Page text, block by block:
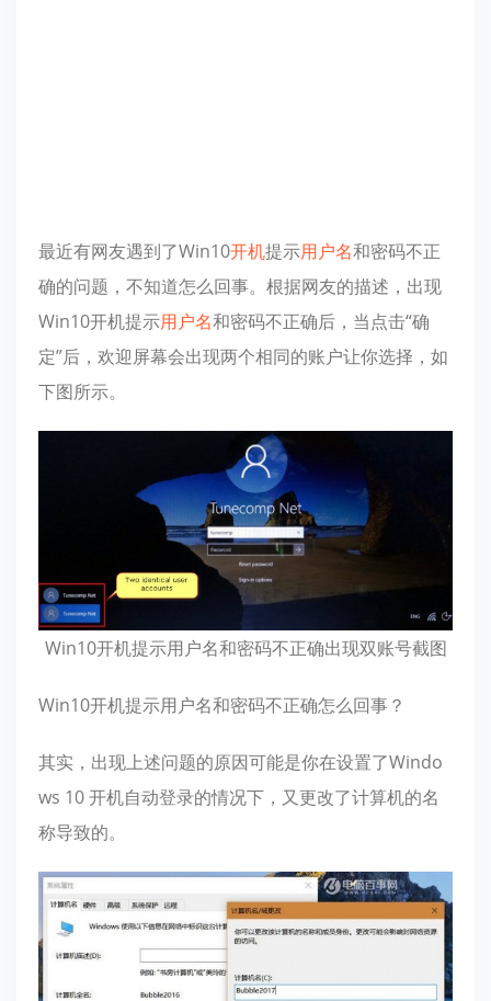
最近有网友遇到了Win10开机提示用户名和密码不正
确的问题，不知道怎么回事。根据网友的描述，出现
Win10开机提示用户名和密码不正确后，当点击“确
定”后，欢迎屏幕会出现两个相同的账户让你选择，如
下图所示。
Win10开机提示用户名和密码不正确出现双账号截图
Win10开机提示用户名和密码不正确怎么回事？
其实，出现上述问题的原因可能是你在设置了Windo
ws 10 开机自动登录的情况下，又更改了计算机的名
称导致的。